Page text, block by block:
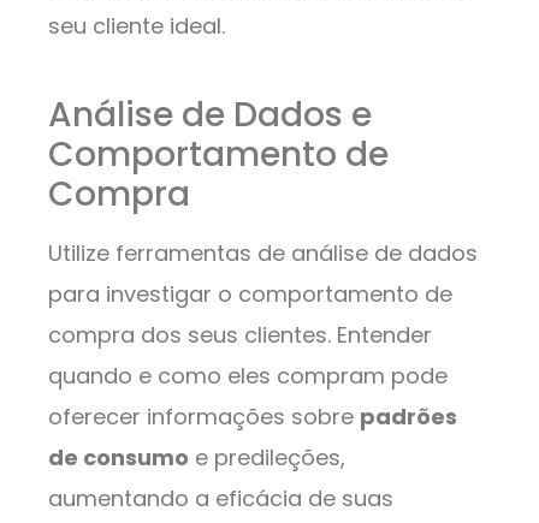
seu cliente ideal.
Análise de Dados e
Comportamento de
Compra
Utilize ferramentas de análise de dados
para investigar o comportamento de
compra dos seus clientes. Entender
quando e como eles compram pode
oferecer informações sobre padrões
de consumo e predileções,
aumentando a eficácia de suas